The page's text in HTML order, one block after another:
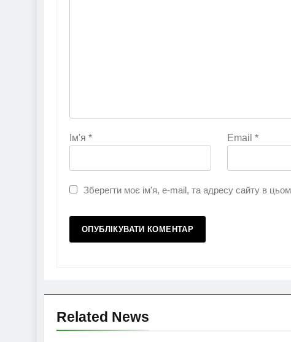
Ім'я * Email *
Зберегти моє ім'я, e-mail, та адресу сайту в
Related News